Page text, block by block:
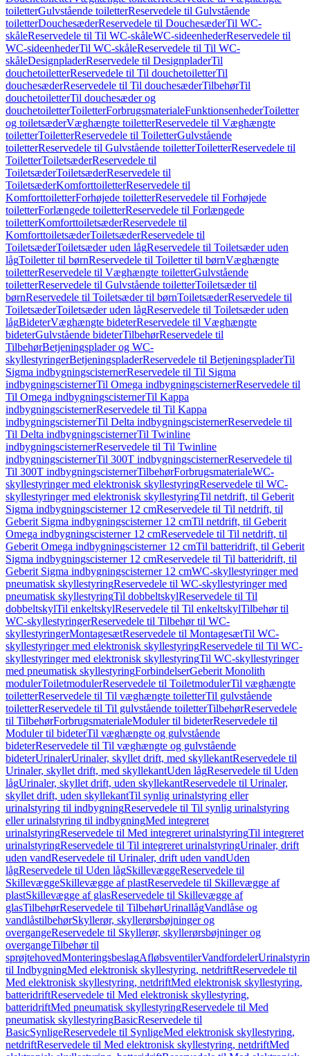
toiletterGulvstående toiletterReservedele til Gulvstående
toiletterDouchesæderReservedele til DouchesæderTil WC-
skåleReservedele til Til WC-skåleWC-sideenhederReservedele til
WC-sideenhederTil WC-skåleReservedele til Til WC-
skåleDesignpladerReservedele til DesignpladerTil
douchetoiletterReservedele til Til douchetoiletterTil
douchesæderReservedele til Til douchesæderTilbehørTil
douchetoiletterTil douchesæder og
douchetoiletterToiletterForbrugsmaterialeFunktionsenhederToiletter
og toiletsæderVæghængte toiletterReservedele til Væghængte
toiletterToiletterReservedele til ToiletterGulvstående
toiletterReservedele til Gulvstående toiletterToiletterReservedele til
ToiletterToiletsæderReservedele til
ToiletsæderToiletsæderReservedele til
ToiletsæderKomforttoiletterReservedele til
KomforttoiletterForhøjede toiletterReservedele til Forhøjede
toiletterForlængede toiletterReservedele til Forlængede
toiletterKomforttoiletsæderReservedele til
KomforttoiletsæderToiletsæderReservedele til
ToiletsæderToiletsæder uden lågReservedele til Toiletsæder uden
lågToiletter til børnReservedele til Toiletter til børnVæghængte
toiletterReservedele til Væghængte toiletterGulvstående
toiletterReservedele til Gulvstående toiletterToiletsæder til
børnReservedele til Toiletsæder til børnToiletsæderReservedele til
ToiletsæderToiletsæder uden lågReservedele til Toiletsæder uden
lågBideterVæghængte bideterReservedele til Væghængte
bideterGulvstående bideterTilbehørReservedele til
TilbehørBetjeningsplader og WC-
skyllestyringerBetjeningspladerReservedele til BetjeningspladerTil
Sigma indbygningscisternerReservedele til Til Sigma
indbygningscisternerTil Omega indbygningscisternerReservedele til
Til Omega indbygningscisternerTil Kappa
indbygningscisternerReservedele til Til Kappa
indbygningscisternerTil Delta indbygningscisternerReservedele til
Til Delta indbygningscisternerTil Twinline
indbygningscisternerReservedele til Til Twinline
indbygningscisternerTil 300T indbygningscisternerReservedele til
Til 300T indbygningscisternerTilbehørForbrugsmaterialeWC-
skyllestyringer med elektronisk skyllestyringReservedele til WC-
skyllestyringer med elektronisk skyllestyringTil netdrift, til Geberit
Sigma indbygningscisterner 12 cmReservedele til Til netdrift, til
Geberit Sigma indbygningscisterner 12 cmTil netdrift, til Geberit
Omega indbygningscisterner 12 cmReservedele til Til netdrift, til
Geberit Omega indbygningscisterner 12 cmTil batteridrift, til Geberit
Sigma indbygningscisterner 12 cmReservedele til Til batteridrift, til
Geberit Sigma indbygningscisterner 12 cmWC-skyllestyringer med
pneumatisk skyllestyringReservedele til WC-skyllestyringer med
pneumatisk skyllestyringTil dobbeltskylReservedele til Til
dobbeltskylTil enkeltskylReservedele til Til enkeltskylTilbehør til
WC-skyllestyringerReservedele til Tilbehør til WC-
skyllestyringerMontagesætReservedele til MontagesætTil WC-
skyllestyringer med elektronisk skyllestyringReservedele til Til WC-
skyllestyringer med elektronisk skyllestyringTil WC-skyllestyringer
med pneumatisk skyllestyringForbindelserGeberit Monolith
modulerToiletmodulerReservedele til ToiletmodulerTil væghængte
toiletterReservedele til Til væghængte toiletterTil gulvstående
toiletterReservedele til Til gulvstående toiletterTilbehørReservedele
til TilbehørForbrugsmaterialeModuler til bideterReservedele til
Moduler til bideterTil væghængte og gulvstående
bideterReservedele til Til væghængte og gulvstående
bideterUrinalerUrinaler, skyllet drift, med skyllekantReservedele til
Urinaler, skyllet drift, med skyllekantUden lågReservedele til Uden
lågUrinaler, skyllet drift, uden skyllekantReservedele til Urinaler,
skyllet drift, uden skyllekantTil synlig urinalstyring eller
urinalstyring til indbygningReservedele til Til synlig urinalstyring
eller urinalstyring til indbygningMed integreret
urinalstyringReservedele til Med integreret urinalstyringTil integreret
urinalstyringReservedele til Til integreret urinalstyringUrinaler, drift
uden vandReservedele til Urinaler, drift uden vandUden
lågReservedele til Uden lågSkillevæggeReservedele til
SkillevæggeSkillevægge af plastReservedele til Skillevægge af
plastSkillevægge af glasReservedele til Skillevægge af
glasTilbehørReservedele til TilbehørUrinallågVandlåse og
vandlåstilbehørSkyllerør, skyllerørsbøjninger og
overgangeReservedele til Skyllerør, skyllerørsbøjninger og
overgangeTilbehør til
sprøjtehovedMonteringsbeslagAfløbsventilerVandfordeler
til IndbygningMed elektronisk skyllestyring, netdriftReservedele til
Med elektronisk skyllestyring, netdriftMed elektronisk skyllestyring,
batteridriftReservedele til Med elektronisk skyllestyring,
batteridriftMed pneumatisk skyllestyringReservedele til Med
pneumatisk skyllestyringBasicReservedele til
BasicSynligeReservedele til SynligeMed elektronisk skyllestyring,
netdriftReservedele til Med elektronisk skyllestyring, netdriftMed